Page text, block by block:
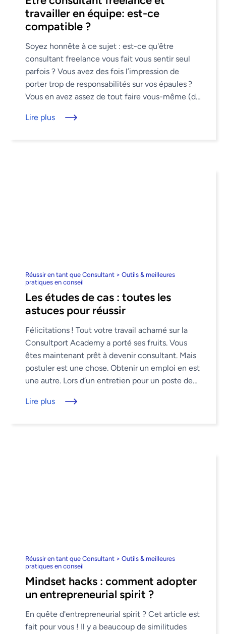
travailler en équipe: est-ce
compatible ?
Soyez honnête à ce sujet : est-ce qu'être
consultant freelance vous fait vous sentir seul
parfois ? Vous avez des fois l’impression de
porter trop de responsabilités sur vos épaules ?
Vous en avez assez de tout faire vous-même (de
Lire plus
Réussir en tant que Consultant > Outils & meilleures
pratiques en conseil
Les études de cas : toutes les
astuces pour réussir
Félicitations ! Tout votre travail acharné sur la
Consultport Academy a porté ses fruits. Vous
êtes maintenant prêt à devenir consultant. Mais
postuler est une chose. Obtenir un emploi en est
une autre. Lors d’un entretien pour un poste de
Lire plus
Réussir en tant que Consultant > Outils & meilleures
pratiques en conseil
Mindset hacks : comment adopter
un entrepreneurial spirit ?
En quête d'entrepreneurial spirit ? Cet article est
fait pour vous ! Il y a beaucoup de similitudes